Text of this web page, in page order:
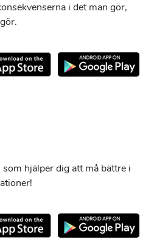
i det man gör,
hjälper dig att må bättre i